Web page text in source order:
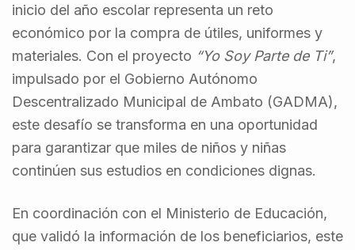
inicio del año escolar representa un reto
económico por la compra de útiles, uniformes y
materiales. Con el proyecto “Yo Soy Parte de Ti”,
impulsado por el Gobierno Autónomo
Descentralizado Municipal de Ambato (GADMA),
este desafío se transforma en una oportunidad
para garantizar que miles de niños y niñas
continúen sus estudios en condiciones dignas.
En coordinación con el Ministerio de Educación,
que validó la información de los beneficiarios, este